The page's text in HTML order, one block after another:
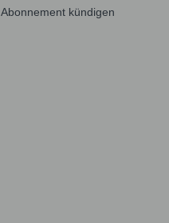
Abonnement kündigen